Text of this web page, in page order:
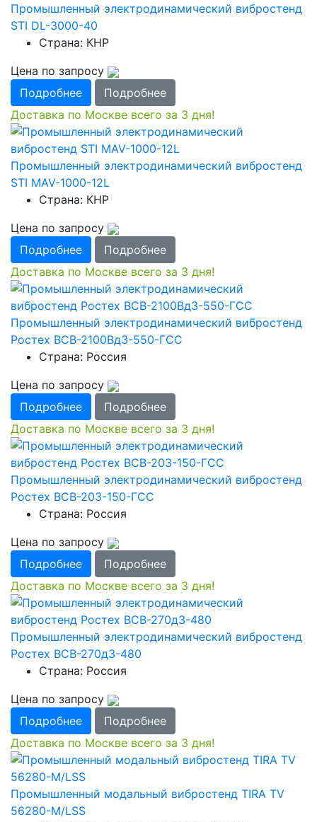
Промышленный электродинамический вибростенд
STI DL-3000-40
Страна: КНР
Цена по запросу
Подробнее
Подробнее
Доставка по Москве всего за 3 дня!
Промышленный электродинамический вибростенд
STI MAV-1000-12L
Страна: КНР
Цена по запросу
Подробнее
Подробнее
Доставка по Москве всего за 3 дня!
Промышленный электродинамический вибростенд
Ростех ВСВ-2100Вд3-550-ГСС
Страна: Россия
Цена по запросу
Подробнее
Подробнее
Доставка по Москве всего за 3 дня!
Промышленный электродинамический вибростенд
Ростех ВСВ-203-150-ГСС
Страна: Россия
Цена по запросу
Подробнее
Подробнее
Доставка по Москве всего за 3 дня!
Промышленный электродинамический вибростенд
Ростех ВСВ-270д3-480
Страна: Россия
Цена по запросу
Подробнее
Подробнее
Доставка по Москве всего за 3 дня!
Промышленный модальный вибростенд TIRA TV
56280-M/LSS